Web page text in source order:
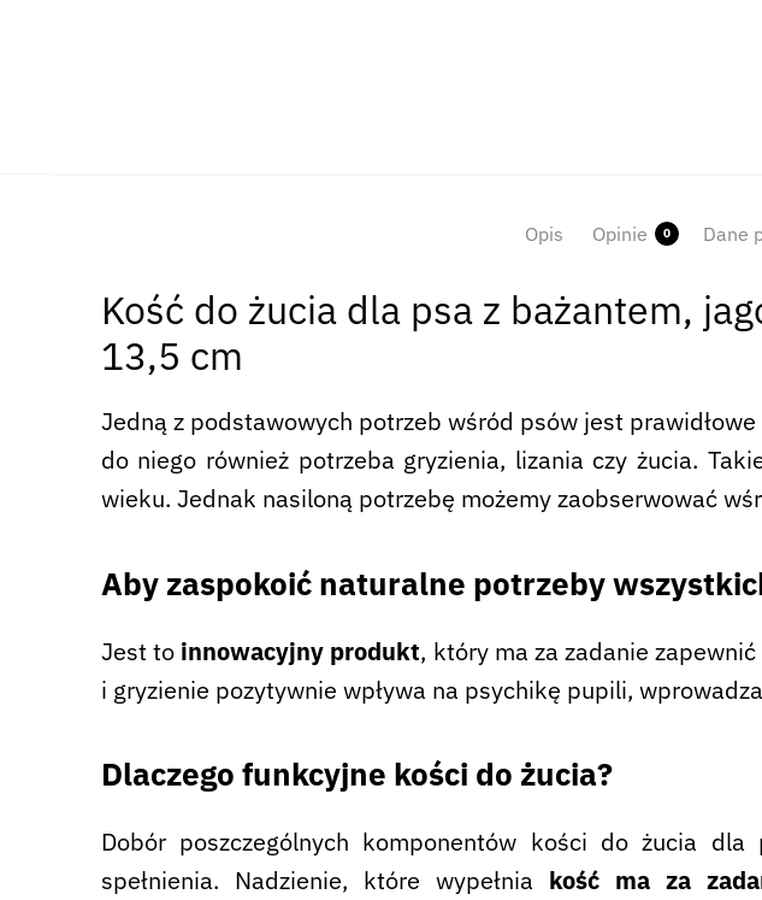
Opis Opinie 0 Dane
Kość do żucia dla psa z bażantem,
13,5 cm
Jedną z podstawowych potrzeb wśród psów jest
do niego również potrzeba gryzienia, lizania czy żucia.
wieku. Jednak nasiloną potrzebę możemy zaobserwować
Aby zaspokoić naturalne potrzeby
Jest toinnowacyjny produkt, który ma za zadanie
i gryzienie pozytywnie wpływa na psychikę pupili,
Dlaczego funkcyjne kości do żucia?
Dobór poszczególnych komponentów kości do żucia
spełnienia. Nadzienie, które wypełniakość ma za